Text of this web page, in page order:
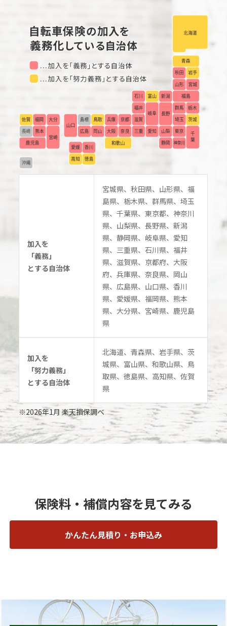
加入を
「義務」
とする自治体
宮城県、秋田県、山形県、福
島県、栃木県、群馬県、埼玉
県、千葉県、東京都、神奈川
県、山梨県、長野県、新潟
県、静岡県、岐阜県、愛知
県、三重県、石川県、福井
県、滋賀県、京都府、大阪
府、兵庫県、奈良県、岡山
県、広島県、山口県、香川
県、愛媛県、福岡県、熊本
県、大分県、宮崎県、鹿児島
県
加入を
「努力義務」
とする自治体
北海道、青森県、岩手県、茨
城県、富山県、和歌山県、鳥
取県、徳島県、高知県、佐賀
県
※2026年1月 楽天損保調べ
保険料・補償内容を見てみる
かんたん見積り・お申込み